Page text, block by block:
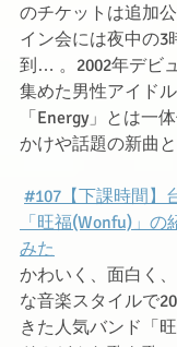
のチケットは追加
イン会には夜中の3
到… 。2002年デビ
集めた男性アイド
「Energy」とは一
かけや話題の新曲
#107【下課時間】
「旺福(Wonfu)」
みた
かわいく、面白く
な音楽スタイルで
きた人気バンド「